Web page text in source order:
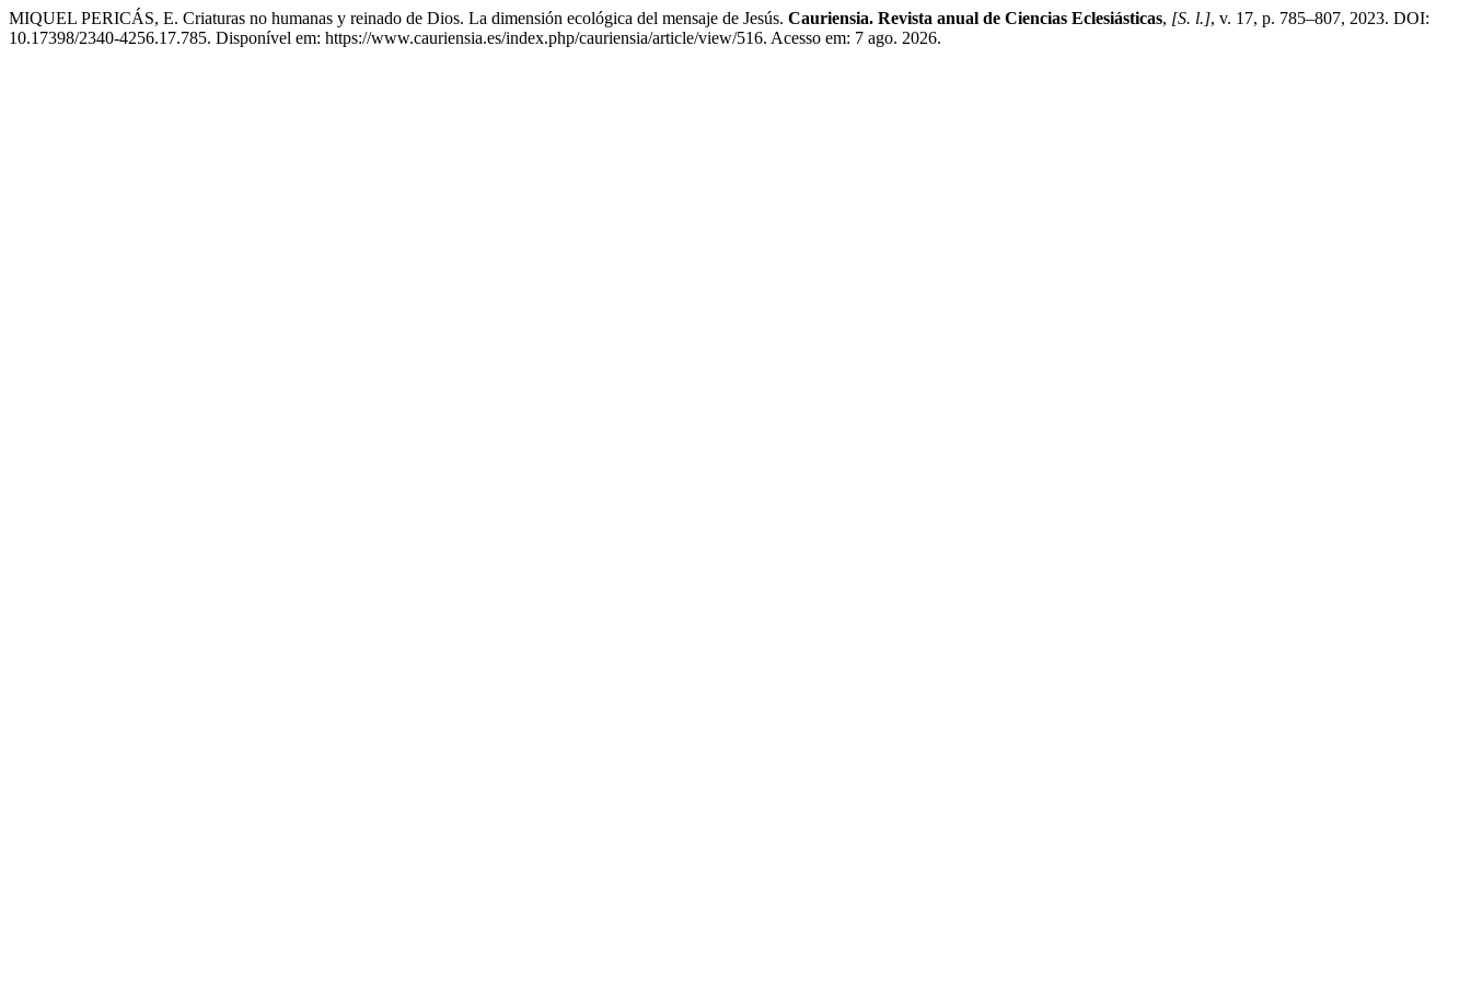
MIQUEL PERICÁS, E. Criaturas no humanas y reinado de Dios. La dimensión ecológica del mensaje de Jesús. Cauriensia. Revista anual de Ciencias Eclesiásticas, [S. l.], v. 17, p. 785–807, 2023. DOI:
10.17398/2340-4256.17.785. Disponível em: https://www.cauriensia.es/index.php/cauriensia/article/view/516. Acesso em: 7 ago. 2026.